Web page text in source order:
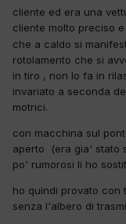
cliente ed era una
cliente molto preciso
che a caldo si
rotolamento che si
in tiro , non lo fa in
invariato a seconda
motrici.
con macchina sul
aperto (era gia' stato
po' rumorosi li ho
ho quindi provato con
senza l'albero di